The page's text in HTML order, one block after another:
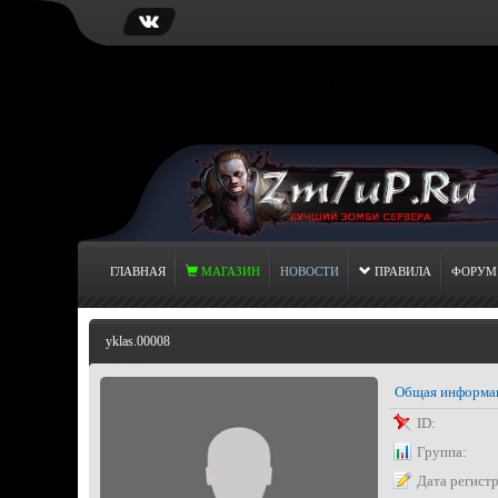
ГЛАВНАЯ МАГАЗИН НОВОСТИ ПРАВИЛА ФОРУМ
yklas.00008
Общая
ID:
Группа:
Дата